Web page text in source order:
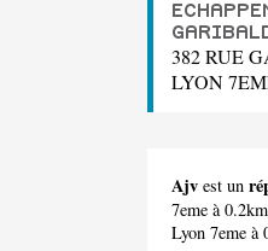
382 RUE
LYON
Ajv est un
7eme à
Lyon 7eme à